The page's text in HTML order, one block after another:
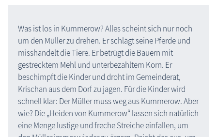
Was ist los in Kummerow? Alles scheint sich nur noch
um den Müller zu drehen. Er schlägt seine Pferde und
misshandelt die Tiere. Er betrügt die Bauern mit
gestrecktem Mehl und unterbezahltem Korn. Er
beschimpft die Kinder und droht im Gemeinderat,
Krischan aus dem Dorf zu jagen. Für die Kinder wird
schnell klar: Der Müller muss weg aus Kummerow. Aber
wie? Die „Heiden von Kummerow“ lassen sich natürlich
eine Menge lustige und freche Streiche einfallen, um